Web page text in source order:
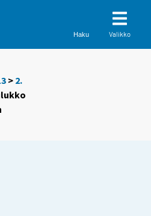
Haku Valikko
> 2.